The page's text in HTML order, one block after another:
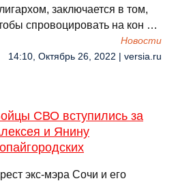
заключается в том,
спровоцировать на кон …
Новости
14:10, Октябрь 26, 2022 | versia.ru
СВО вступились за
и Янину
экс-мэра Сочи и его